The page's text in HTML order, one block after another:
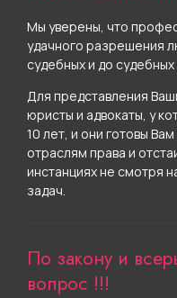
Мы уверены, что
удачного разрешения
судебных и до
Для представления
юристы и адвокаты, у
10 лет, и они готовы
отраслям права и
инстанциях не смотря
задач.
По закону и
вопрос !!!